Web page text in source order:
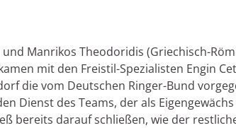
Manrikos Theodoridis (Griechisch-
mit den Freistil-Spezialisten Engin
die vom Deutschen Ringer-Bund
Dienst des Teams, der als
bereits darauf schließen, wie der